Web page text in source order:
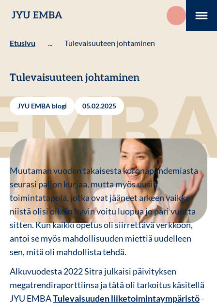
sisältöön
JYU EMBA
Etusivu ... Tulevaisuuteen johtaminen
Tulevaisuuteen johtaminen
JYU EMBA blogi 05.02.2025
Muutaman vuoden takaisesta koronapandemiasta
seurasi paljon kurjaa, mutta myös uusia
toimintatapoja, jotka ovat jääneet arkeen vaikka
niistä olisi oikein hyvin voitu luopua jo pari vuotta
sitten. Kun kaikki opetus oli siirrettävä verkkoon,
antoi se myös mahdollisuuden miettiä uudelleen
sen, mitä oli mahdollista tehdä.
Alkuvuodesta 2022 Sitra julkaisi päivityksen
megatrendiraporttiinsa ja tätä oli tarkoitus käsitellä
JYU EMBATulevaisuuden liiketoimintaympäristö-